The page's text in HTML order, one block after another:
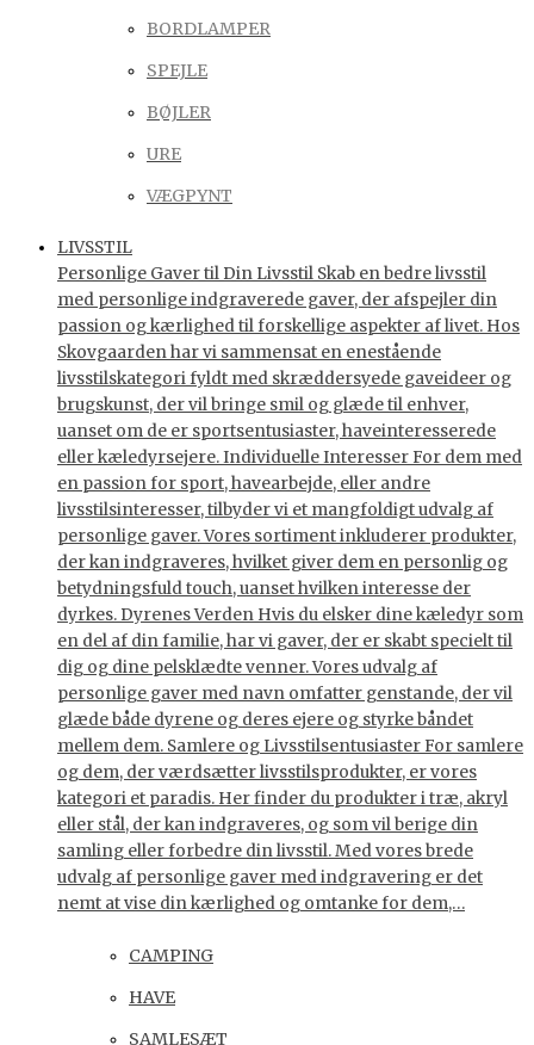
BORDLAMPER
SPEJLE
BØJLER
URE
VÆGPYNT
LIVSSTIL
Personlige Gaver til Din Livsstil Skab en bedre livsstil
med personlige indgraverede gaver, der afspejler din
passion og kærlighed til forskellige aspekter af livet. Hos
Skovgaarden har vi sammensat en enestående
livsstilskategori fyldt med skræddersyede gaveideer og
brugskunst, der vil bringe smil og glæde til enhver,
uanset om de er sportsentusiaster, haveinteresserede
eller kæledyrsejere. Individuelle Interesser For dem med
en passion for sport, havearbejde, eller andre
livsstilsinteresser, tilbyder vi et mangfoldigt udvalg af
personlige gaver. Vores sortiment inkluderer produkter,
der kan indgraveres, hvilket giver dem en personlig og
betydningsfuld touch, uanset hvilken interesse der
dyrkes. Dyrenes Verden Hvis du elsker dine kæledyr som
en del af din familie, har vi gaver, der er skabt specielt til
dig og dine pelsklædte venner. Vores udvalg af
personlige gaver med navn omfatter genstande, der vil
glæde både dyrene og deres ejere og styrke båndet
mellem dem. Samlere og Livsstilsentusiaster For samlere
og dem, der værdsætter livsstilsprodukter, er vores
kategori et paradis. Her finder du produkter i træ, akryl
eller stål, der kan indgraveres, og som vil berige din
samling eller forbedre din livsstil. Med vores brede
udvalg af personlige gaver med indgravering er det
nemt at vise din kærlighed og omtanke for dem,…
CAMPING
HAVE
SAMLESÆT